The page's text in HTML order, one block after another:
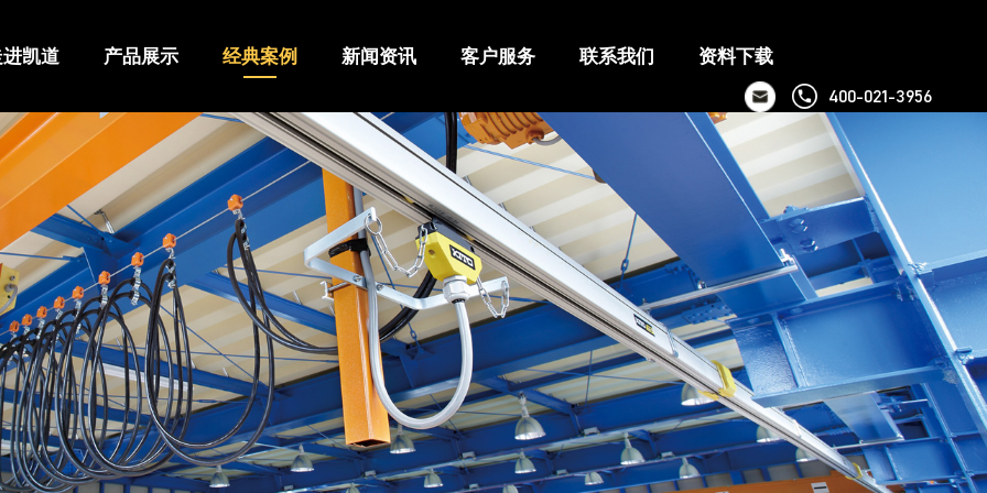
进凯道 产品展示 经典案例 新闻资讯 客户服务 联系我们
资料下载
400-021-3956